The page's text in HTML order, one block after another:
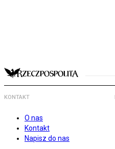
KONTAKT
O nas
Kontakt
Napisz do nas